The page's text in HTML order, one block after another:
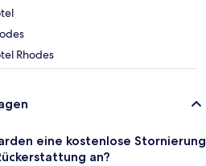
Rhodes
eine kostenlose Stornierung
an?